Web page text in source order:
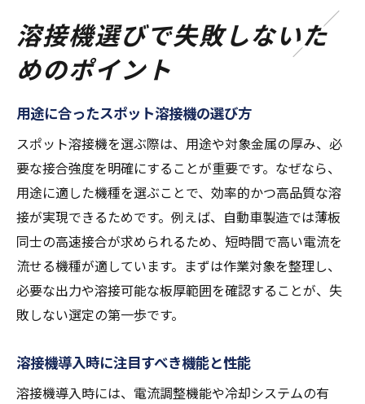
溶接機選びで失敗しないた
めのポイント
用途に合ったスポット溶接機の選び方
スポット溶接機を選ぶ際は、用途や対象金属の厚み、必
要な接合強度を明確にすることが重要です。なぜなら、
用途に適した機種を選ぶことで、効率的かつ高品質な溶
接が実現できるためです。例えば、自動車製造では薄板
同士の高速接合が求められるため、短時間で高い電流を
流せる機種が適しています。まずは作業対象を整理し、
必要な出力や溶接可能な板厚範囲を確認することが、失
敗しない選定の第一歩です。
溶接機導入時に注目すべき機能と性能
溶接機導入時には、電流調整機能や冷却システムの有